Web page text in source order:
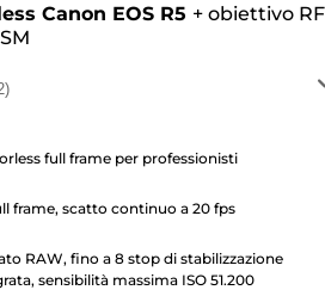
Canon EOS R5 + obiettivo RF
full frame per professionisti
frame, scatto continuo a 20 fps
RAW, fino a 8 stop di stabilizzazione
sensibilità massima ISO 51.200